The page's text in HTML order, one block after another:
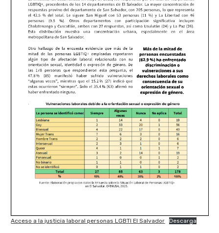
Acceso a la justicia laboral personas LGBTI El Salvador Descarga